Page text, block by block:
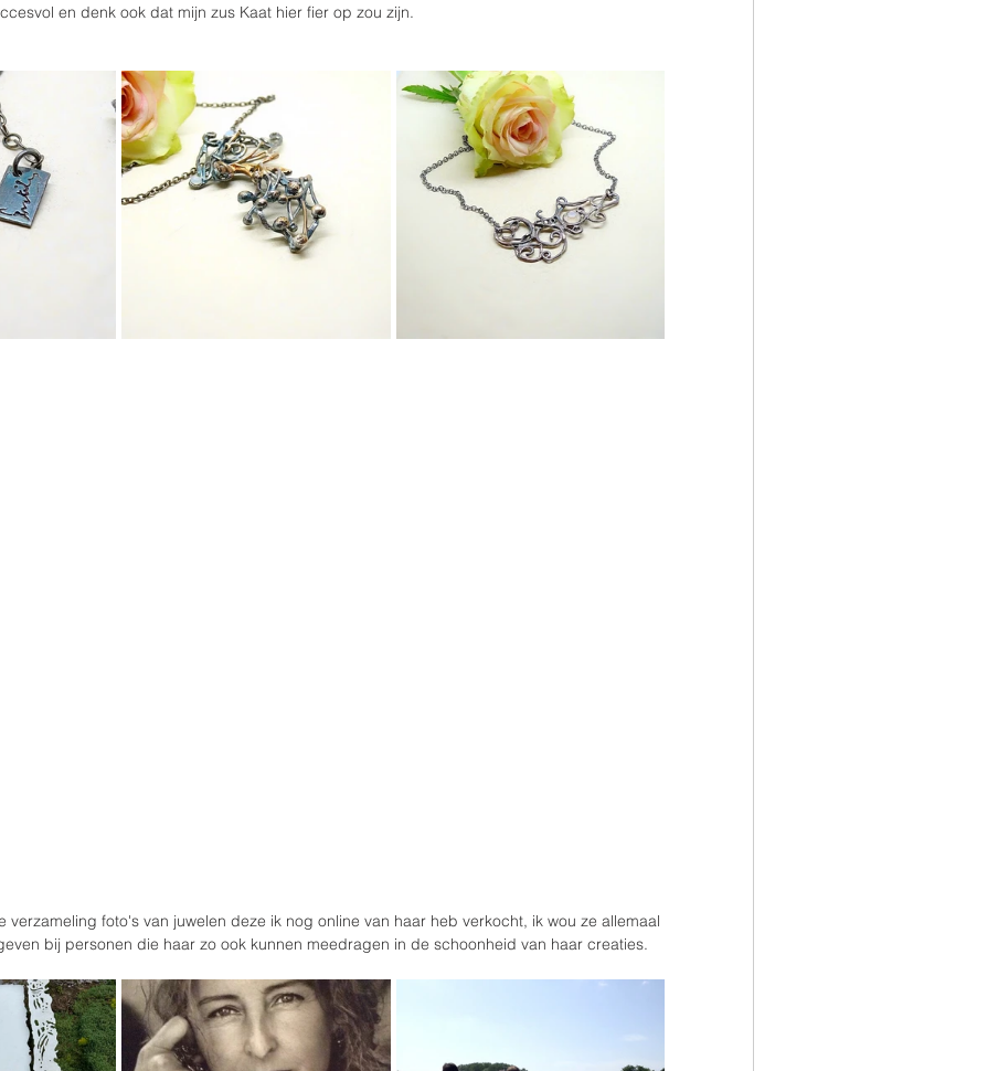
en denk ook dat mijn zus Kaat hier fier op zou zijn.
verzameling foto's van juwelen deze ik nog online van haar heb verkocht, ik wou ze allemaal
bij personen die haar zo ook kunnen meedragen in de schoonheid van haar creaties.